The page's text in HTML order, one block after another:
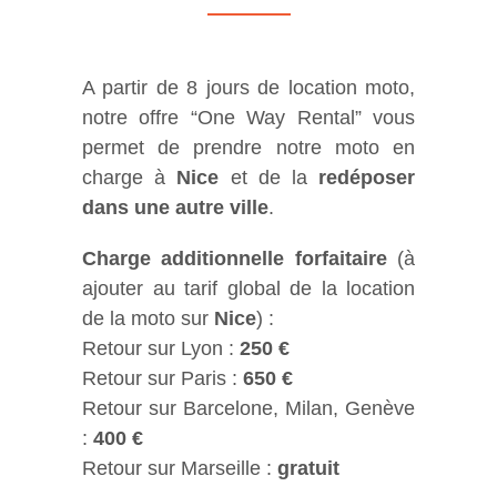
A partir de 8 jours de location moto,
notre offre “One Way Rental” vous
permet de prendre notre moto en
charge à Nice et de la redéposer
dans une autre ville.
Charge additionnelle forfaitaire(à
ajouter au tarif global de la location
de la moto sur Nice) :
Retour sur Lyon : 250 €
Retour sur Paris : 650 €
Retour sur Barcelone, Milan, Genève
: 400 €
Retour sur Marseille : gratuit